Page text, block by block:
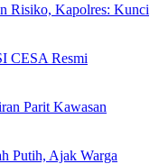
Risiko, Kapolres: Kunci
CESA Resmi
Parit Kawasan
Putih, Ajak Warga